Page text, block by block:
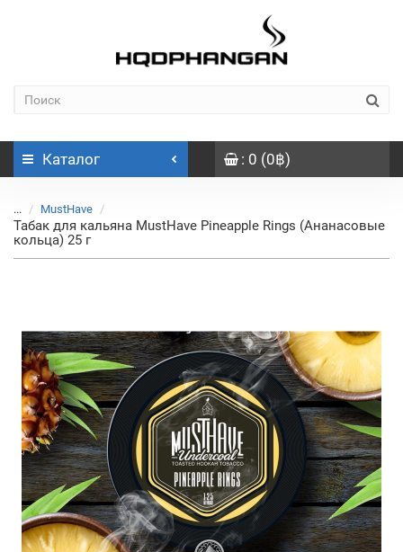
Каталог : 0 (0฿)
... MustHave
Табак для кальяна MustHave Pineapple Rings (Ананасовые
кольца) 25 г